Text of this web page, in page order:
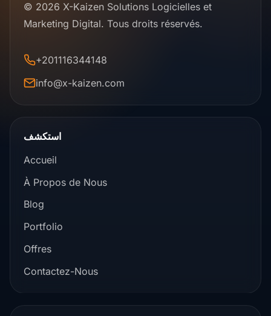
© 2026 X-Kaizen Solutions Logicielles et
Marketing Digital. Tous droits réservés.
+201116344148
info@x-kaizen.com
استكشف
Accueil
À Propos de Nous
Blog
Portfolio
Offres
Contactez-Nous